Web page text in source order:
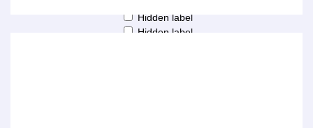
Hidden label
Hidden label